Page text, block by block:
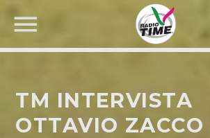
TM INTERVISTA
OTTAVIO ZACCO